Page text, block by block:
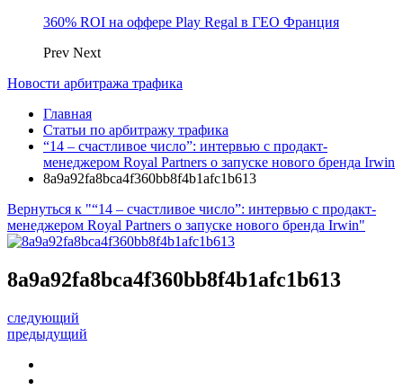
360% ROI на оффере Play Regal в ГЕО Франция
Prev Next
Новости арбитража трафика
Главная
Статьи по арбитражу трафика
“14 – счастливое число”: интервью с продакт-
менеджером Royal Partners о запуске нового бренда Irwin
8a9a92fa8bca4f360bb8f4b1afc1b613
Вернуться к "“14 – счастливое число”: интервью с продакт-
менеджером Royal Partners о запуске нового бренда Irwin"
8a9a92fa8bca4f360bb8f4b1afc1b613
следующий
предыдущий